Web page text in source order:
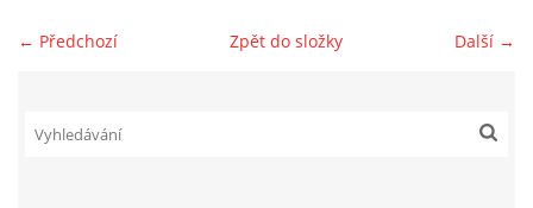
← Předchozí Další →
Zpět do složky